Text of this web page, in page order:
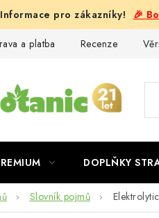
🎉
a platba Recenze
DOPLŇKY
Slovník pojmů